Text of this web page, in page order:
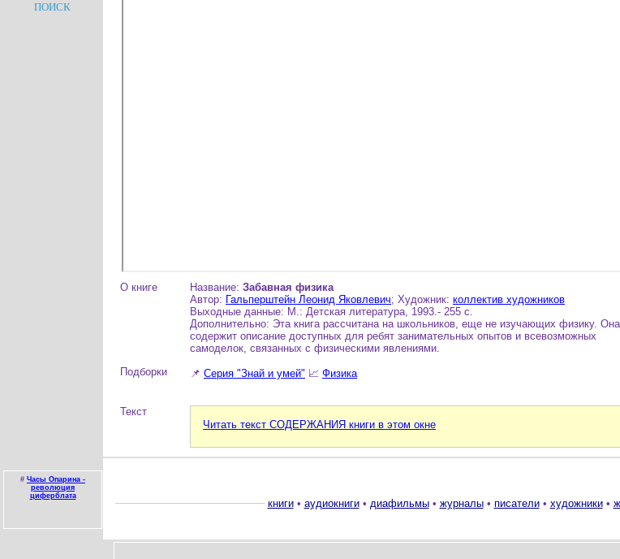
ПОИСК
О книге Название: Забавная физика
Автор: Гальперштейн Леонид Яковлевич; Художник: коллектив художников
Выходные данные: М.: Детская литература, 1993.- 255 с.
Дополнительно: Эта книга рассчитана на школьников, еще не изучающих физику. Она
содержит описание доступных для ребят занимательных опытов и всевозможных
самоделок, связанных с физическими явлениями.
Подборки
📌 Серия "Знай и умей" 📈 Физика
Текст
Читать текст СОДЕРЖАНИЯ книги в этом окне
# Часы Опарина -
революция
циферблата
книги• аудиокниги• диафильмы• журналы• писатели• художники•